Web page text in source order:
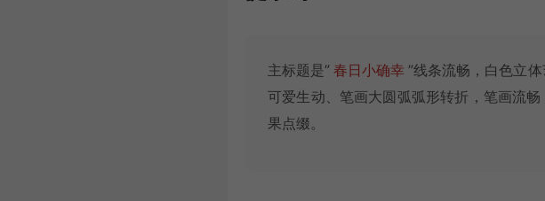
主标题是” 春日小确幸 ”线条流畅，白色立
可爱生动、笔画大圆弧弧形转折，笔画流
果点缀。